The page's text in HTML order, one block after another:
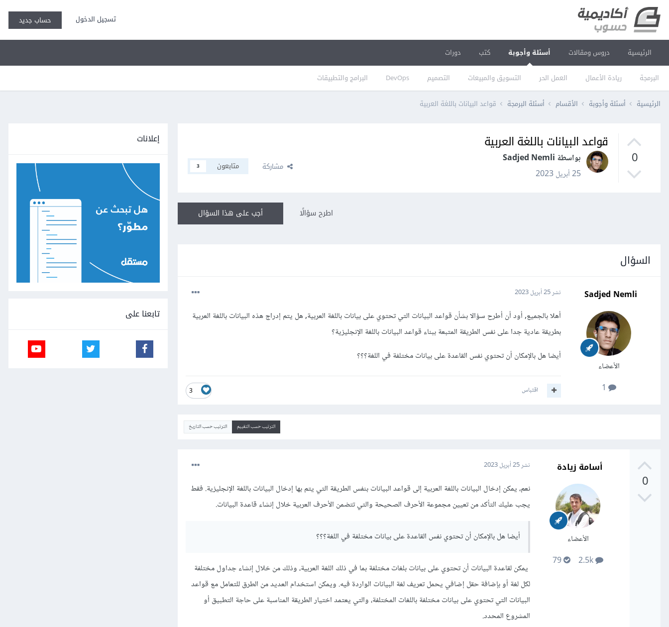
تسجيل الدخول حساب جديد
الرئيسية دروس ومقالات أسئلة وأجوبة
البرمجة ريادة الأعمال العمل الحر التسويق والمبيعات التصميم DevOps البرامج والتطبيقات
كتب دورات
الرئيسية أسئلة وأجوبة الأقسام أسئلة البرمجة قواعد البيانات باللغة العربية
0
قواعد البيانات باللغة العربية
بواسطة Sadjed Nemli
25 أبريل 2023
مشاركة متابعون 3
أجب على هذا السؤال اطرح سؤالًا
السؤال
Sadjed Nemli
الأعضاء
نشر25 أبريل 2023
أهلا بالجميع, أود أن أطرح سؤالا بشأن قواعد البيانات التي تحتوي على بيانات باللغة العربية, هل يتم إدراج هذه البيانات باللغة العربية
بطريقة عادية جدا على نفس الطريقة المتبعة ببناء قواعد البيانات باللغة الإنجليزية؟
أيضا هل بالإمكان أن تحتوي نفس القاعدة على بيانات مختلفة في اللغة؟؟؟
3 اقتباس
الترتيب حسب التقييم الترتيب حسب التاريخ
0
أسامة زيادة
الأعضاء
نشر25 أبريل 2023
نعم، يمكن إدخال البيانات باللغة العربية إلى قواعد البيانات بنفس الطريقة التي يتم بها إدخال البيانات باللغة الإنجليزية. فقط
يجب عليك التأكد من تعيين مجموعة الأحرف الصحيحة والتي تتضمن الأحرف العربية خلال إنشاء قاعدة البيانات.
أيضا هل بالإمكان أن تحتوي نفس القاعدة على بيانات مختلفة في اللغة؟؟؟
يمكن لقاعدة البيانات أن تحتوي على بيانات بلغات مختلفة بما في ذلك اللغة العربية، وذلك من خلال إنشاء جداول مختلفة
لكل لغة أو بإضافة حقل إضافي يحمل تعريف لغة البيانات الواردة فيه. ويمكن استخدام العديد من الطرق للتعامل مع قواعد
البيانات التي تحتوي على بيانات مختلفة باللغات المختلفة، والتي يعتمد اختيار الطريقة المناسبة على حاجة التطبيق أو
المشروع المحدد.
إعلانات
تابعنا على